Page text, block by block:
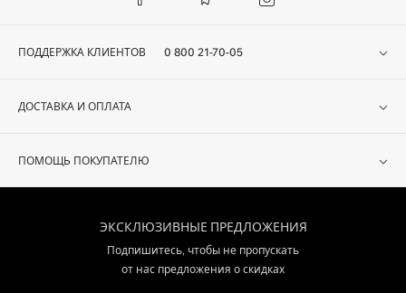
ПОДДЕРЖКА КЛИЕНТОВ 0 800 21-70-05
ДОСТАВКА И ОПЛАТА
ПОМОЩЬ ПОКУПАТЕЛЮ
ЭКСКЛЮЗИВНЫЕ ПРЕДЛОЖЕНИЯ
Подпишитесь, чтобы не пропускать
от нас предложения о скидках